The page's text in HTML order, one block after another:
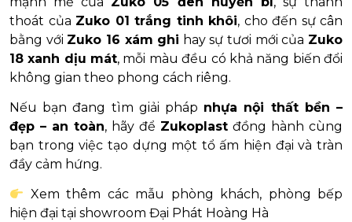
thoát của Zuko 01 trắng tinh khôi, cho đến sự cân
bằng với Zuko 16 xám ghi hay sự tươi mới của Zuko
18 xanh dịu mát, mỗi màu đều có khả năng biến đổi
không gian theo phong cách riêng.
Nếu bạn đang tìm giải pháp nhựa nội thất bền –
đẹp – an toàn, hãy để Zukoplast đồng hành cùng
bạn trong việc tạo dựng một tổ ấm hiện đại và tràn
đầy cảm hứng.
Xem thêm các mẫu phòng khách, phòng bếp
hiện đại tại showroom Đại Phát Hoàng Hà